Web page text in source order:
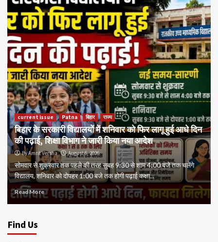
current issue Patna बिहार राज्य
बिहार के सरकारी विद्यालयों में शनिवार को फिर लागू हुई आधे दिन
की पढ़ाई, शिक्षा विभाग ने जारी किया नया आदेश
By Amrit Versha August 6, 2026
सोमवार से शुक्रवार तक पहले की तरह सुबह 9:30 से शाम 4:00 बजे तक चलेंगे
विद्यालय, शनिवार को दोपहर 1:00 बजे तक होगी पढ़ाई कक्षा...
Read More
Find Us